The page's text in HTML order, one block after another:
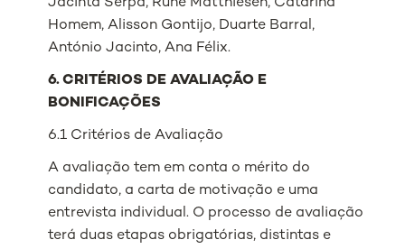
Jacinta Serpa, Rune Matthiesen, Catarina
Homem, Alisson Gontijo, Duarte Barral,
António Jacinto, Ana Félix.
6. CRITÉRIOS DE AVALIAÇÃO E
BONIFICAÇÕES
6.1 Critérios de Avaliação
A avaliação tem em conta o mérito do
candidato, a carta de motivação e uma
entrevista individual. O processo de avaliação
terá duas etapas obrigatórias, distintas e